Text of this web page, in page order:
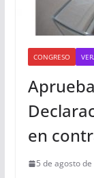
CONGRESO
en
5 de agosto